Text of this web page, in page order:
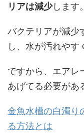
リアは減少します。
バクテリアが減少
し、水が汚れやす
ですから、エアレ
あげてる必要があ
金魚水槽の白濁り
る方法とは